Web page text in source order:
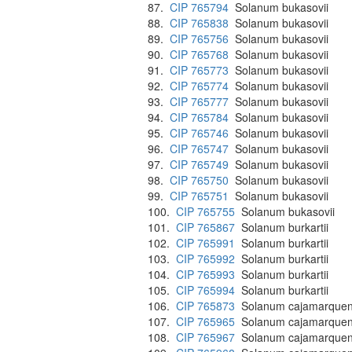
87. CIP 765794 Solanum bukasovii
88. CIP 765838 Solanum bukasovii
89. CIP 765756 Solanum bukasovii
90. CIP 765768 Solanum bukasovii
91. CIP 765773 Solanum bukasovii
92. CIP 765774 Solanum bukasovii
93. CIP 765777 Solanum bukasovii
94. CIP 765784 Solanum bukasovii
95. CIP 765746 Solanum bukasovii
96. CIP 765747 Solanum bukasovii
97. CIP 765749 Solanum bukasovii
98. CIP 765750 Solanum bukasovii
99. CIP 765751 Solanum bukasovii
100. CIP 765755 Solanum bukasovii
101. CIP 765867 Solanum burkartii
102. CIP 765991 Solanum burkartii
103. CIP 765992 Solanum burkartii
104. CIP 765993 Solanum burkartii
105. CIP 765994 Solanum burkartii
106. CIP 765873 Solanum
107. CIP 765965 Solanum
108. CIP 765967 Solanum